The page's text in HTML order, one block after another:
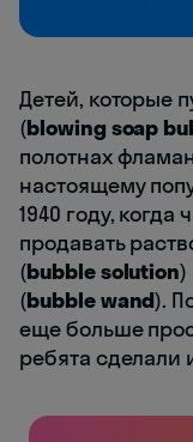
Детей, которые
(blowing soap
полотнах
настоящему
1940 году,
продавать
(bubble solution)
(bubble wand).
еще больше
ребята